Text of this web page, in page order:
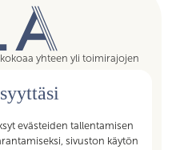
evästeiden tallentamisen
sivuston käytön
yhteen yli toimirajojen
arjen mahdollistajat.
Erityisalojen liiton